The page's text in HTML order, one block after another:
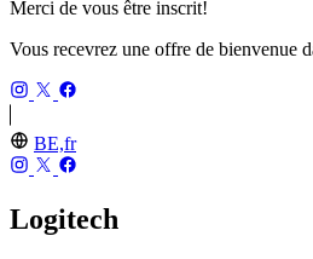
Merci de vous être inscrit!
Vous recevrez une offre de bienvenue
BE,fr
Logitech